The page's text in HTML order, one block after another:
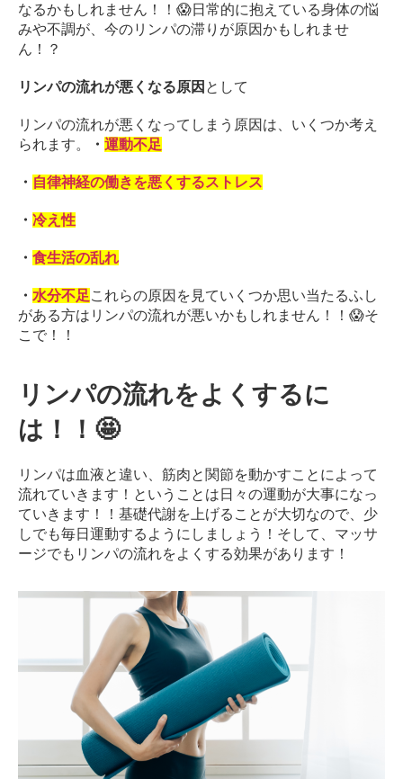
なるかもしれません！！😱日常的に抱えている身体の悩
みや不調が、今のリンパの滞りが原因かもしれませ
ん！？
リンパの流れが悪くなる原因 として
リンパの流れが悪くなってしまう原因は、いくつか考え
られます。
・ 運動不足
・ 自律神経の働きを悪くするストレス
・ 冷え性
・ 食生活の乱れ
・ 水分不足 これらの原因を見ていくつか思い当たるふし
がある方はリンパの流れが悪いかもしれません！！😱そ
こで！！
リンパの流れをよくするに
は！！🤩
リンパは血液と違い、筋肉と関節を動かすことによって
流れていきます！ということは日々の運動が大事になっ
ていきます！！ 基礎代謝を上げることが大切なので、少
しでも毎日運動するようにしましょう！ そして、マッサ
ージでもリンパの流れをよくする効果があります！